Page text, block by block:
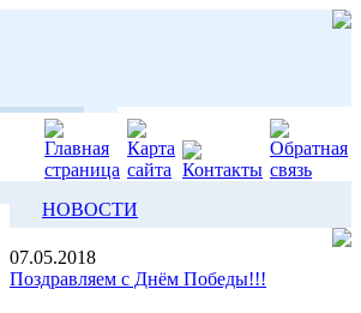
НОВОСТИ
07.05.2018
Поздравляем с Днём Победы!!!